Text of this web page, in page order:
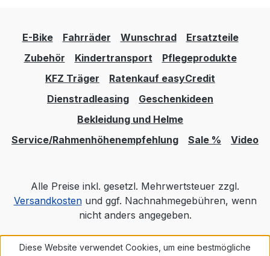
E-Bike Fahrräder Wunschrad
Ersatzteile
Zubehör
Kindertransport
Pflegeprodukte
KFZ Träger
Ratenkauf easyCredit
Dienstradleasing
Geschenkideen
Bekleidung und Helme
Service/Rahmenhöhenempfehlung
Sale % Video
Alle Preise inkl. gesetzl. Mehrwertsteuer zzgl.
Versandkostenund ggf. Nachnahmegebühren, wenn
nicht anders angegeben.
Realisiert mit Shopware
Diese Website verwendet Cookies, um eine bestmögliche